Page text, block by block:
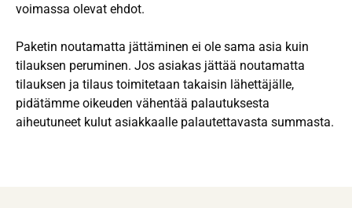
voimassa olevat ehdot.
Paketin noutamatta jättäminen ei ole sama asia kuin
tilauksen peruminen. Jos asiakas jättää noutamatta
tilauksen ja tilaus toimitetaan takaisin lähettäjälle,
pidätämme oikeuden vähentää palautuksesta
aiheutuneet kulut asiakkaalle palautettavasta summasta.